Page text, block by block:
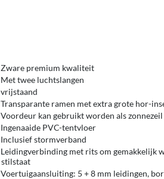
Zware premium kwaliteit
Met twee luchtslangen
vrijstaand
Transparante ramen met extra grote hor-
Voordeur kan gebruikt worden als zonnezeil
Ingenaaide PVC-tentvloer
Inclusief stormverband
Leidingverbinding met rits om gemakkelijk
stilstaat
Voertuigaansluiting: 5 + 8 mm leidingen,